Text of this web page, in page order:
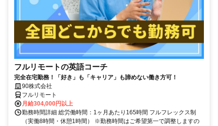
フルリモートの英語コーチ
完全在宅勤務！「好き」も「キャリア」も諦めない働き方可！
90株式会社
フルリモート
月給304,000円以上
勤務時間詳細 総労働時間：1ヶ月あたり165時間 フルフレックス制
（実働8時間・休憩1時間） ※勤務時間はご希望第一で調整しますの